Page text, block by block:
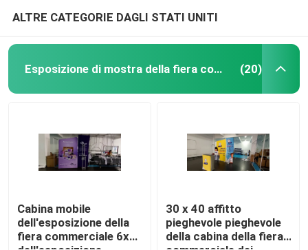
ALTRE CATEGORIE DAGLI STATI UNITI
Esposizione di mostra della fiera commerciale (20)
Cabina mobile
dell'esposizione della
fiera commerciale 6x6
30 x 40 affitto
pieghevole pieghevole
della cabina della fiera